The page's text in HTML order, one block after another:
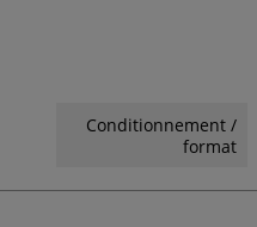
Conditionnement /
format